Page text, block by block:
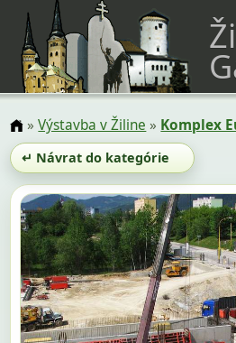
»Výstavba v Žiline » Komplex
↵ Návrat do kategórie